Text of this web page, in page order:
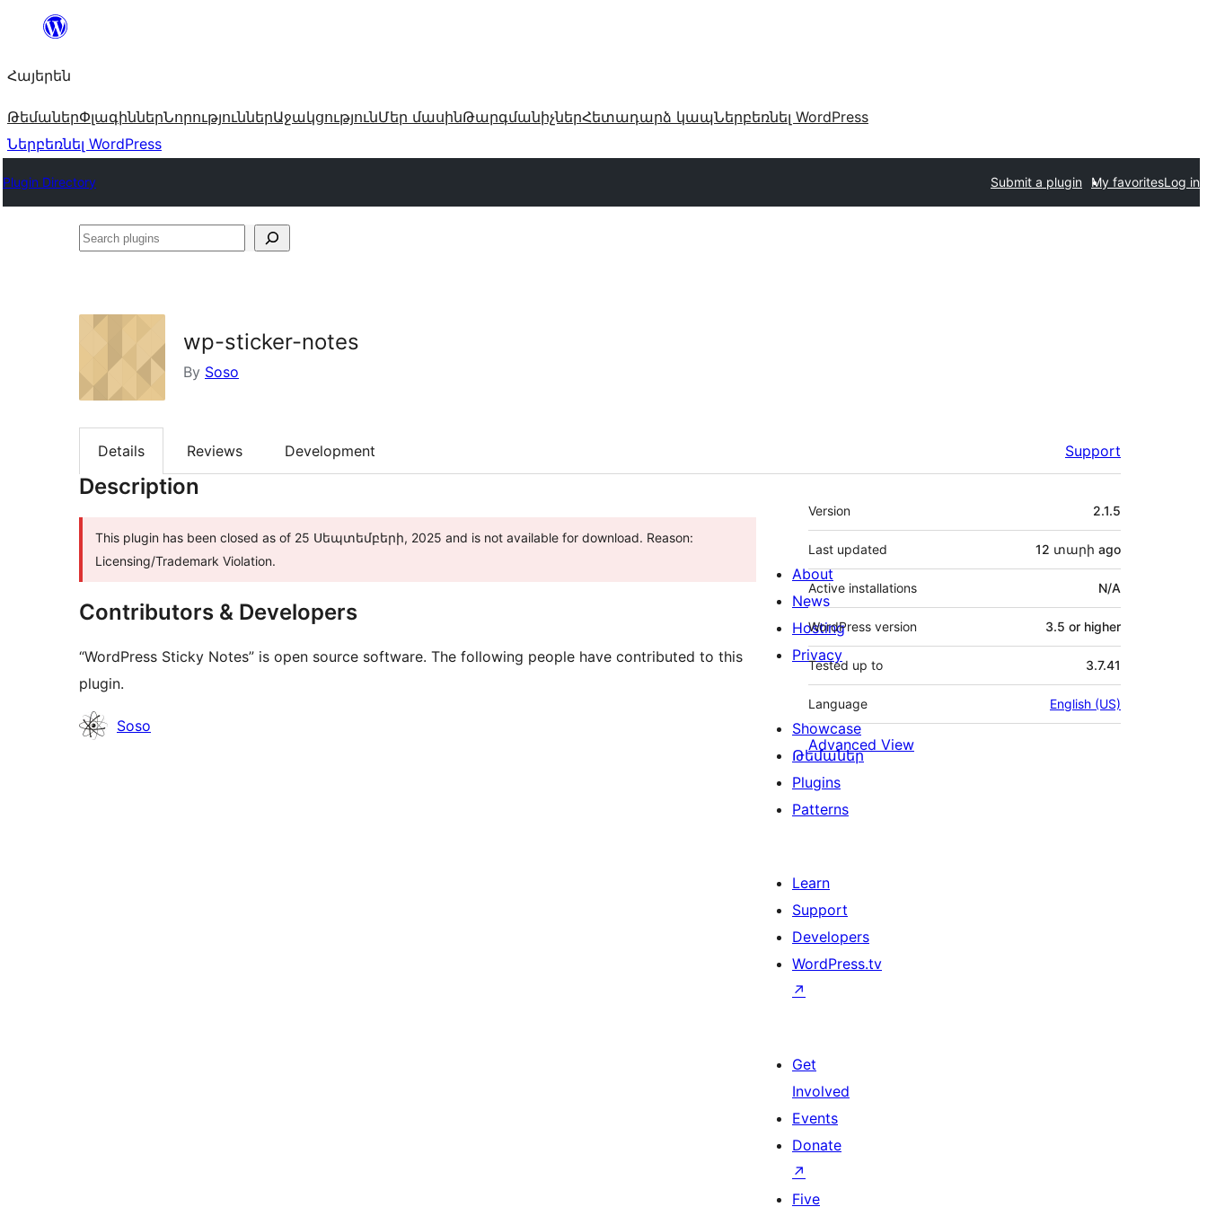
Անցնել
Հայերեն
ԹեմաներՓլագիններՆորություններԱջակցությունՄեր մասինԹարգմանիչներՀետադարձ կապՆերբեռնել WordPress
Ներբեռնել WordPress
Plugin Directory Submit a plugin My favoritesLog in
Search
wp-sticker-notes
By Soso
Details Reviews Development Support
Description
This plugin has been closed as of 25 Սեպտեմբերի, 2025 and is not available for download. Reason:
Licensing/Trademark Violation.
Contributors & Developers
“WordPress Sticky Notes” is open source software. The following people have contributed to this
plugin.
Contributors
Soso
Meta
Version 2.1.5
Last updated 12 տարի ago
Active installations N/A
WordPress version 3.5 or higher
Tested up to 3.7.41
Language English (US)
Advanced View
About
News
Hosting
Privacy
Showcase
Թեմաներ
Plugins
Patterns
Learn
Support
Developers
WordPress.tv
↗
Get
Involved
Events
Donate
↗
Five